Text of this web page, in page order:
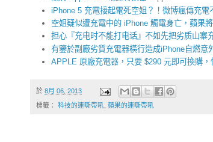
iPhone 5 充電接起電死空姐？！微博瘋傳充電
空姐疑似遭充電中的 iPhone 觸電身亡，蘋果
担心『充电时不能打电话』不如先把劣质山寨
有鑒於副廠劣質充電器橫行造成iPhone自燃
APPLE 原廠充電器，只要 $290 元即可換購，
於 8月 06, 2013
標籤： 科技的連嘶帶吼 蘋果的連嘶帶吼